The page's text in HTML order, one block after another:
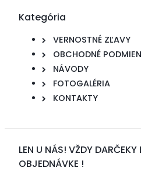
Kategória
VERNOSTNÉ ZĽAVY
OBCHODNÉ
NÁVODY
FOTOGALÉRIA
KONTAKTY
LEN U NÁS! VŽDY DARČEKY
OBJEDNÁVKE !